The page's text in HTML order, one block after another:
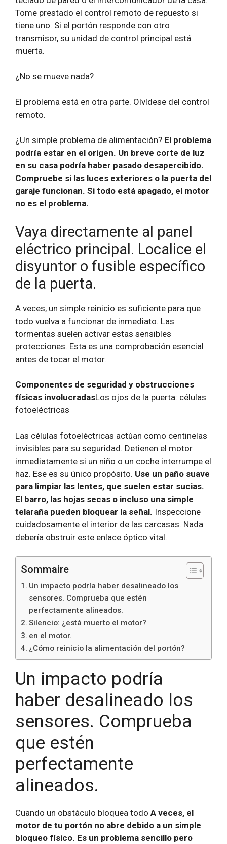
Tome prestado el control remoto de repuesto si
tiene uno. Si el portón responde con otro
transmisor, su unidad de control principal está
muerta.
¿No se mueve nada?
El problema está en otra parte. Olvídese del control
remoto.
¿Un simple problema de alimentación? El problema
podría estar en el origen. Un breve corte de luz
en su casa podría haber pasado desapercibido.
Compruebe si las luces exteriores o la puerta del
garaje funcionan. Si todo está apagado, el motor
no es el problema.
Vaya directamente al panel
eléctrico principal. Localice el
disyuntor o fusible específico
de la puerta.
A veces, un simple reinicio es suficiente para que
todo vuelva a funcionar de inmediato. Las
tormentas suelen activar estas sensibles
protecciones. Esta es una comprobación esencial
antes de tocar el motor.
Componentes de seguridad y obstrucciones
físicas involucradasLos ojos de la puerta: células
fotoeléctricas
Las células fotoeléctricas actúan como centinelas
invisibles para su seguridad. Detienen el motor
inmediatamente si un niño o un coche interrumpe el
haz. Ese es su único propósito. Use un paño suave
para limpiar las lentes, que suelen estar sucias.
El barro, las hojas secas o incluso una simple
telaraña pueden bloquear la señal. Inspeccione
cuidadosamente el interior de las carcasas. Nada
debería obstruir este enlace óptico vital.
Sommaire
Un impacto podría haber desalineado los
sensores. Comprueba que estén
perfectamente alineados.
Silencio: ¿está muerto el motor?
en el motor.
¿Cómo reinicio la alimentación del portón?
Un impacto podría
haber desalineado los
sensores. Comprueba
que estén
perfectamente
alineados.
Cuando un obstáculo bloquea todo A veces, el
motor de tu portón no abre debido a un simple
bloqueo físico. Es un problema sencillo pero